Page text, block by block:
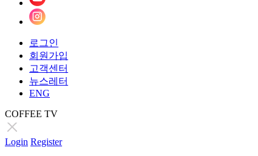
로그인
회원가입
고객센터
뉴스레터
ENG
COFFEE TV
Login Register